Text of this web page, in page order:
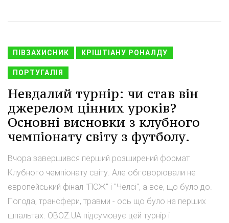
ПІВЗАХИСНИК КРІШТІАНУ РОНАЛДУ
ПОРТУГАЛІЯ
Невдалий турнір: чи став він
джерелом цінних уроків?
Основні висновки з клубного
чемпіонату світу з футболу.
Вчора завершився перший розширений формат
Клубного чемпіонату світу. Але обговорювали не
європейський фінал "ПСЖ" і "Челсі", а все, що було до.
Погода, трансфери, травми - ось що було на перших
шпальтах. OBOZ.UA підсумовує цей турнір і